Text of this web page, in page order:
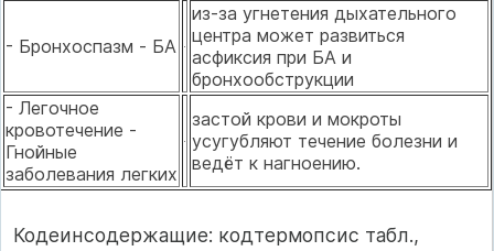
- Бронхоспазм - БА
из-за угнетения дыхательного
центра может развиться
асфиксия при БА и
бронхообструкции
- Легочное
кровотечение -
Гнойные
заболевания легких
застой крови и мокроты
усугубляют течение болезни и
ведёт к нагноению.
Кодеинсодержащие: кодтермопсис табл.,